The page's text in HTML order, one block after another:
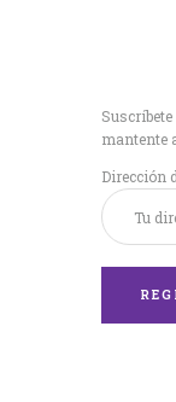
mantente
Dirección